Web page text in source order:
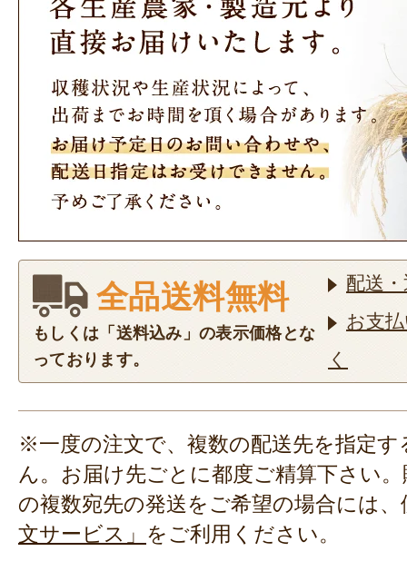
全品送料無料
もしくは「送料込み」の表示価格とな
っております。
配送
お支
く
※一度の注文で、複数の配送先を指定
ん。お届け先ごとに都度ご精算下さい
の複数宛先の発送をご希望の場合には、
文サービス」 をご利用ください。